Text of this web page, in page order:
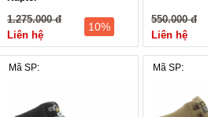
1.275.000 đ
Liên hệ
10%
550.000 đ
Liên hệ
Mã SP: Mã SP: